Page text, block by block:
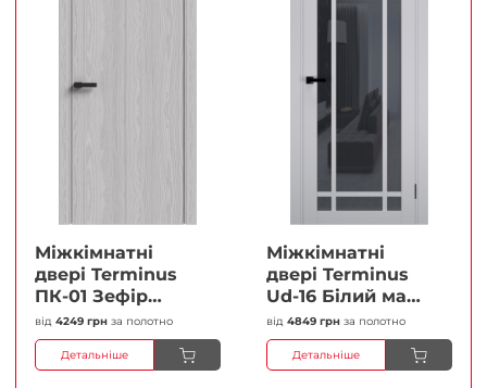
Міжкімнатні
двері Terminus
ПК-01 Зефір
Глухі Плівка
від 4249 грн за полотно
Детальніше
Міжкімнатні
двері Terminus
Ud-16 Білий мат
(Термінус) Сатин
білий Плівка
від 4849 грн за полотно
Детальніше